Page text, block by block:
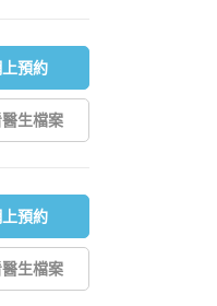
預約
生檔案
預約
生檔案